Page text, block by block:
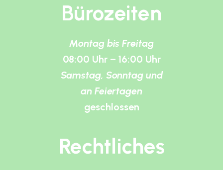
Bürozeiten
Montag bis Freitag
08:00 Uhr – 16:00 Uhr
Samstag, Sonntag und
an Feiertagen
geschlossen
Rechtliches